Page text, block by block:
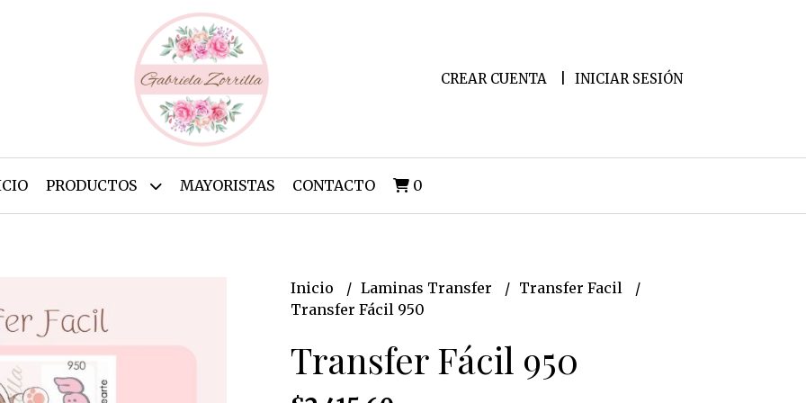
CREAR CUENTA INICIAR SESIÓN
PRODUCTOS MAYORISTAS CONTACTO 0
Inicio Laminas Transfer
Transfer Facil
Transfer Fácil 950
Transfer Fácil 950